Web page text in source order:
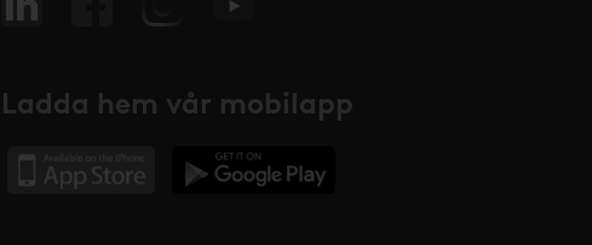
Ladda hem vår mobilapp